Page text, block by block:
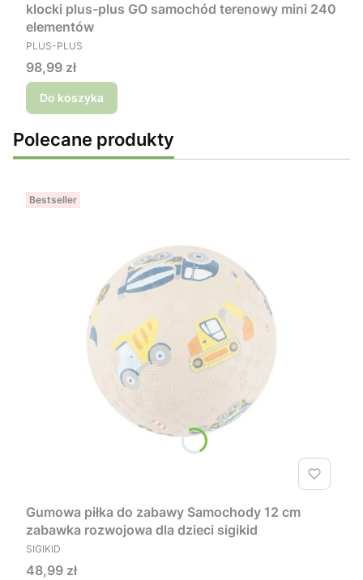
klocki plus-plus GO samochód terenowy mini 240
elementów
PRODUCENT
PLUS-PLUS
Cena
98,99 zł
Do koszyka
Polecane produkty
Bestseller
Gumowa piłka do zabawy Samochody 12 cm
zabawka rozwojowa dla dzieci sigikid
PRODUCENT
SIGIKID
Cena
48,99 zł